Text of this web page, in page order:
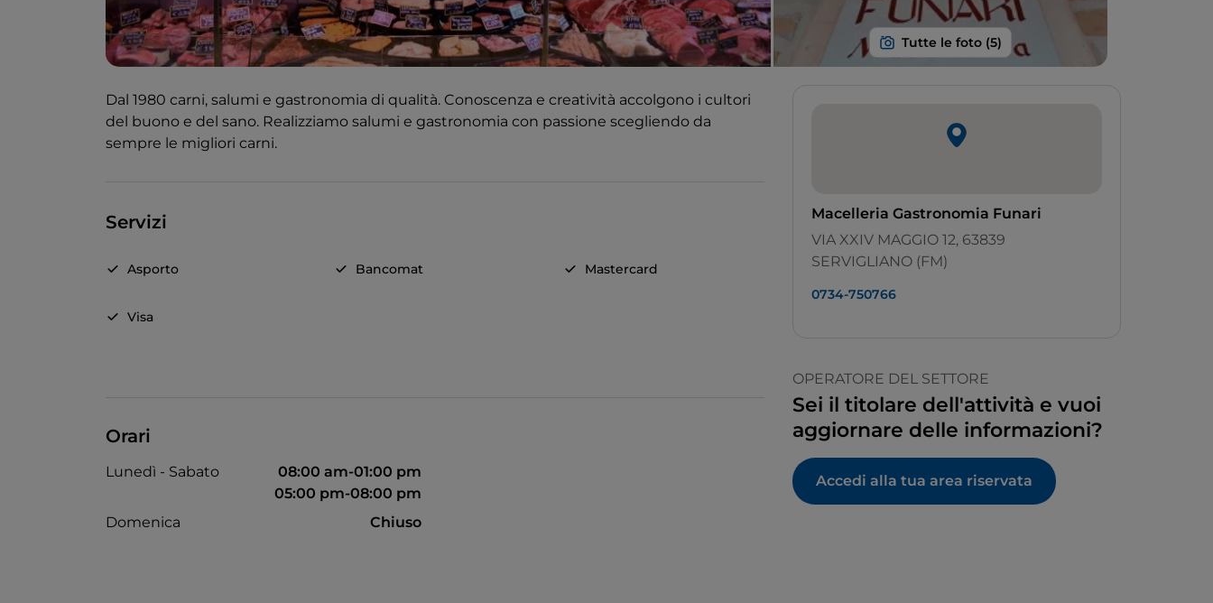
Dal 1980 carni, salumi e gastronomia di qualità. Conoscenza e creatività accolgono i cultori
del buono e del sano. Realizziamo salumi e gastronomia con passione scegliendo da
sempre le migliori carni.
Servizi
Asporto Bancomat Mastercard
Visa
Orari
Lunedì - Sabato
08:00 am-01:00 pm
05:00 pm-08:00 pm
Domenica
Chiuso
Macelleria Gastronomia Funari
VIA XXIV MAGGIO 12, 63839
SERVIGLIANO (FM)
0734-750766
OPERATORE DEL SETTORE
Sei il titolare dell'attività e vuoi
aggiornare delle informazioni?
Accedi alla tua area riservata